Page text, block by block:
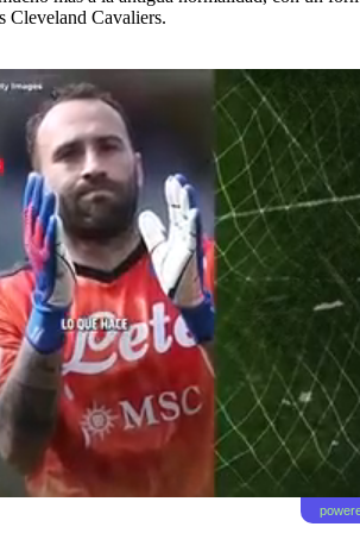
Cleveland Cavaliers.